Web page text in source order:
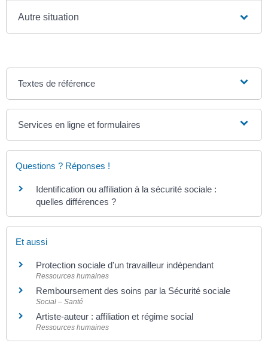
Autre situation
Textes de référence
Services en ligne et formulaires
Questions ? Réponses !
Identification ou affiliation à la sécurité sociale :
quelles différences ?
Et aussi
Protection sociale d'un travailleur indépendant
Ressources humaines
Remboursement des soins par la Sécurité sociale
Social – Santé
Artiste-auteur : affiliation et régime social
Ressources humaines